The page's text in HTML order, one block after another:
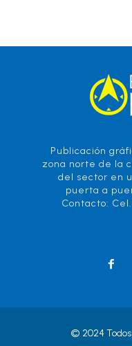
Publicación
zona norte de la
del sector en
puerta a
Contacto: Cel.
© 2024